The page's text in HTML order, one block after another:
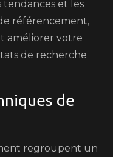
et les
référencement,
améliorer votre
de recherche
de
regroupent un